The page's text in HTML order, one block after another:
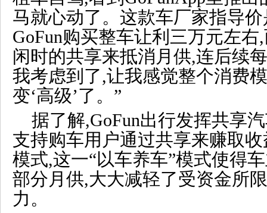
马就心动了。 这款车厂家指导
GoFun购买整车让利三万元左右,
闲时的共享来抵消月供,连后续
我考虑到了,让我感觉整个消费
变‘高级’了。”
据了解,GoFun出行发挥共享
支持购车用户通过共享来赚取
模式,这一“以车养车”模式使得
部分月供,大大减轻了受资金所
力。